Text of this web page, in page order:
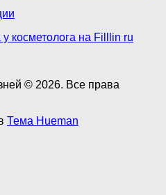
косметолога на Filllin ru
© 2026. Все права
Тема Hueman